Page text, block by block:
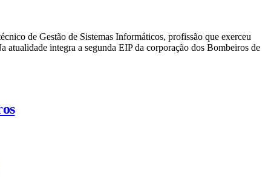
de Gestão de Sistemas Informáticos, profissão que exerceu
atualidade integra a segunda EIP da corporação dos Bombeiros de